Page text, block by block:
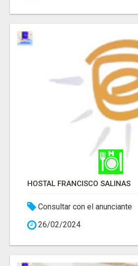
HOSTAL FRANCISCO SALINAS
Consultar con el anunciante
26/02/2024